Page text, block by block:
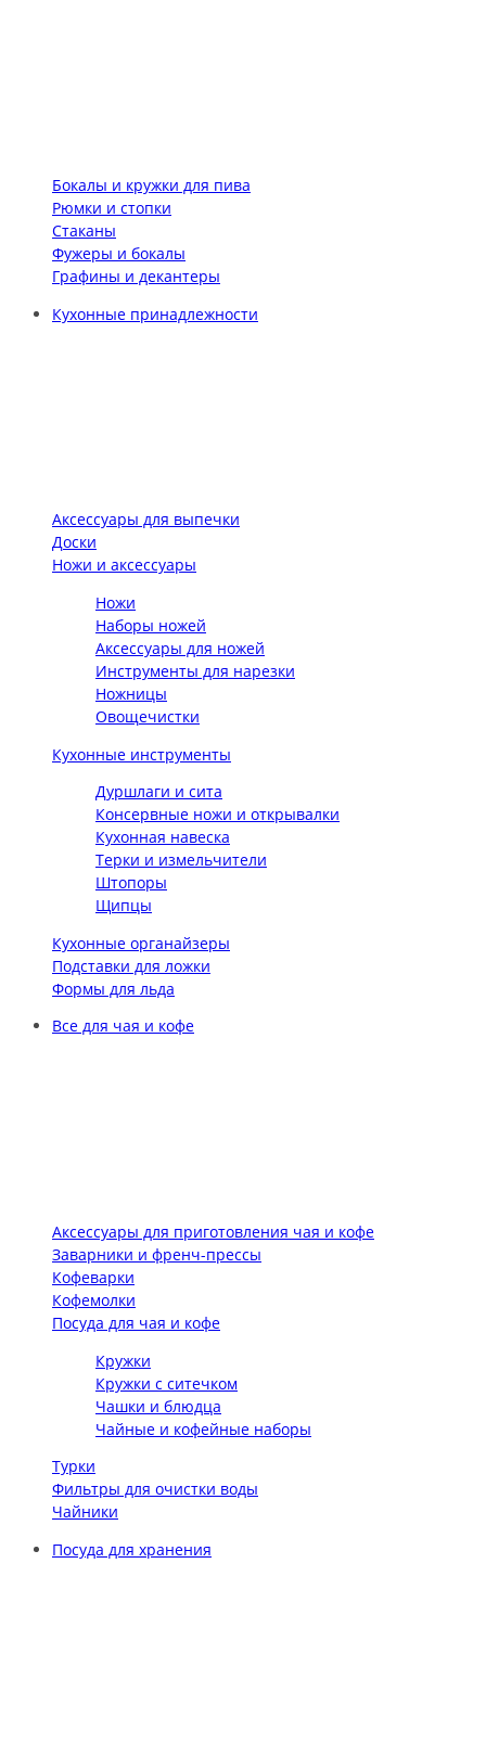
Бокалы и кружки для пива
Рюмки и стопки
Стаканы
Фужеры и бокалы
Графины и декантеры
Кухонные принадлежности
Аксессуары для выпечки
Доски
Ножи и аксессуары
Ножи
Наборы ножей
Аксессуары для ножей
Инструменты для нарезки
Ножницы
Овощечистки
Кухонные инструменты
Дуршлаги и сита
Консервные ножи и открывалки
Кухонная навеска
Терки и измельчители
Штопоры
Щипцы
Кухонные органайзеры
Подставки для ложки
Формы для льда
Все для чая и кофе
Аксессуары для приготовления чая и кофе
Заварники и френч-прессы
Кофеварки
Кофемолки
Посуда для чая и кофе
Кружки
Кружки с ситечком
Чашки и блюдца
Чайные и кофейные наборы
Турки
Фильтры для очистки воды
Чайники
Посуда для хранения